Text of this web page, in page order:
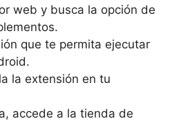
‌web y busca la ⁤opción de
que⁢ te⁣ permita ejecutar
la ‌extensión en tu
accede a la tienda de⁤